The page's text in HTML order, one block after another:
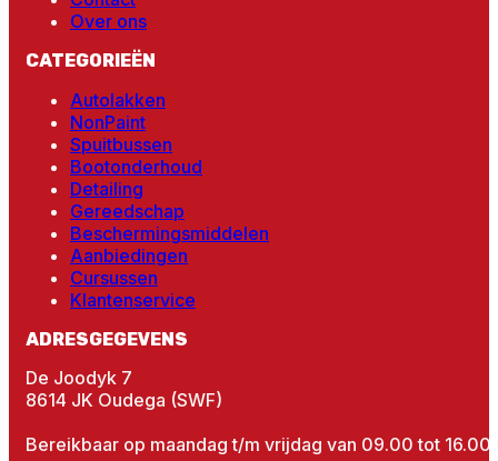
Over ons
CATEGORIEËN
Autolakken
NonPaint
Spuitbussen
Bootonderhoud
Detailing
Gereedschap
Beschermingsmiddelen
Aanbiedingen
Cursussen
Klantenservice
ADRESGEGEVENS
De Joodyk 7
8614 JK Oudega (SWF)
Bereikbaar op maandag t/m vrijdag van 09.00 tot 16.00